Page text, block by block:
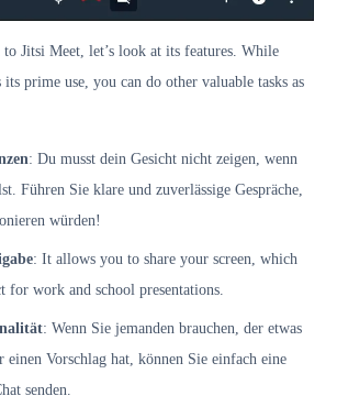
Jitsi Meet, let’s look at its features. While
prime use, you can do other valuable tasks as
: Du musst dein Gesicht nicht zeigen, wenn
Führen Sie klare und zuverlässige Gespräche,
würden!
: It allows you to share your screen, which
for work and school presentations.
: Wenn Sie jemanden brauchen, der etwas
einen Vorschlag hat, können Sie einfach eine
senden.